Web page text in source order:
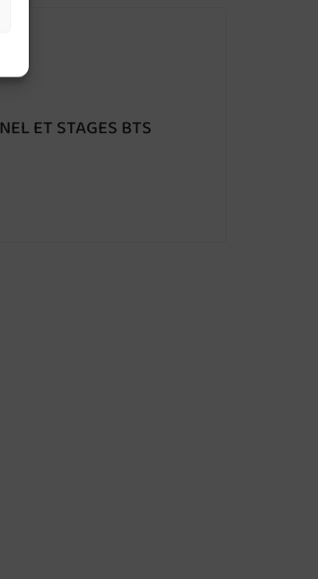
ET STAGES BTS